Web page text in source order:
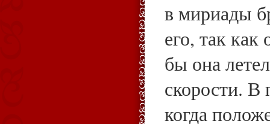
в мириады
его, так
бы она
скорости. В
когда